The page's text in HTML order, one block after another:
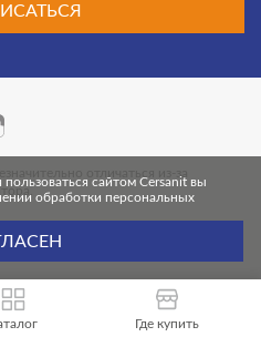
отличаться из-за
сайтом Cersanit вы
обработки персональных
Где купить